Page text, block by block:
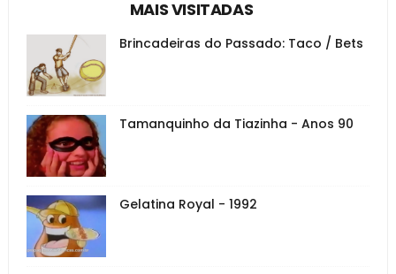
MAIS VISITADAS
Brincadeiras do Passado: Taco / Bets
Tamanquinho da Tiazinha - Anos 90
Gelatina Royal - 1992